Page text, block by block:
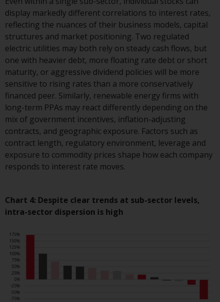
Anlagebedürfnisse eines
bestimmten Anlegers oder
bestimmter Anleger.
Nichts auf dieser Website sollte
als Anlage-, Steuer-, Rechts- oder
sonstige Beratung ausgelegt
werden.
Risikowarnung
Die frühere Wertentwicklung
zukünftige Wertentwicklung. Der
Wert von Wertpapieren und die
verbundenen Unternehmen
display markedly different correlations to interest rates,
reflecting the nuances of their business models, capital
structures and market positioning. Two regulated
electric utilities may both rely on steady cash flows, but
one with heavier debt, more floating rate debt or short
maturity, or aggressive dividend policies will be more
sensitive to rising rates than a more conservatively
financed peer. Similarly, renewable energy firms with
long-term PPAs may react differently depending on the
mix of government incentives, inflation-adjusting
contracts, and geographic exposure. Factors such as
contract length, regulatory environment, leverage and
exposure to commodity prices shape how each company
responds to interest rate moves.
Chart 4: Despite clear trends at sub-sector levels,
intra-sector dispersion is high